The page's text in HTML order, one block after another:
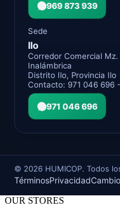
969 873 939
Sede
Ilo
Corredor Comercial
Inalámbrica
Distrito Ilo, Provincia Ilo
Contacto: 971 046 696
971 046 696
© 2026 HUMICOP. Todos
TérminosPrivacidad
OUR STORES